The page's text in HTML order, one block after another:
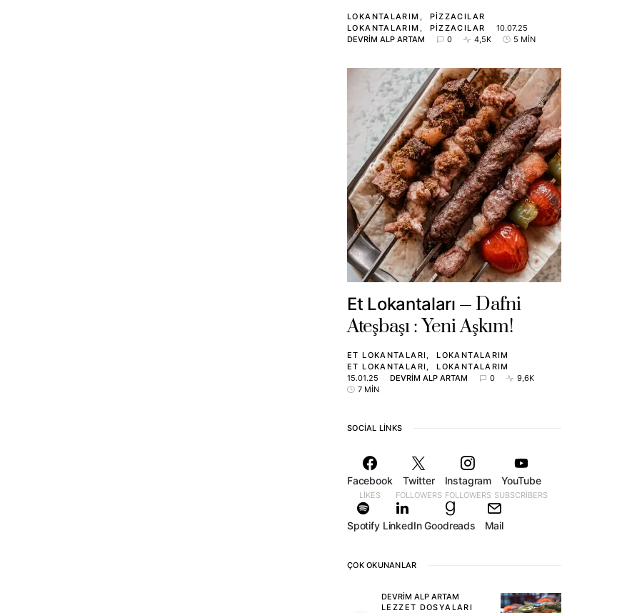
LOKANTALARIM
PIZZACILAR
LOKANTALARIM
PIZZACILAR
10.07.25
DEVRIM ALP ARTAM
0 4,5K 5 MIN
Et Lokantaları
Dafni
Ateşbaşı : Yeni Aşkım!
ET LOKANTALARI
LOKANTALARIM
ET LOKANTALARI
LOKANTALARIM
15.01.25
DEVRIM ALP ARTAM 0
9,6K
7 MIN
SOCIAL LINKS
Facebook
LIKES
Twitter
FOLLOWERS
Instagram
FOLLOWERS
YouTube
SUBSCRIBERS
Spotify LinkedIn Goodreads Mail
ÇOK OKUNANLAR
DEVRIM ALP ARTAM
LEZZET DOSYALARI